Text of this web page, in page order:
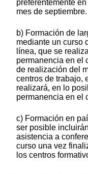
preferentemente
mes de septiembre.
b) Formación de
mediante un curso
línea, que se
permanencia en el
de realización del
centros de trabajo,
realizará, en lo
permanencia en el
c) Formación en
ser posible
asistencia a
curso una vez
los centros